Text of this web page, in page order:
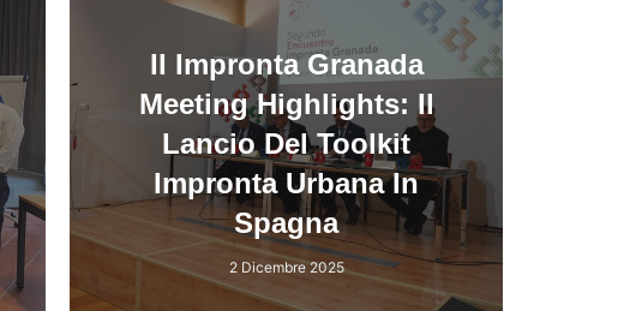
II Impronta Granada
Meeting Highlights: Il
Lancio Del Toolkit
Impronta Urbana In
Spagna
2 Dicembre 2025